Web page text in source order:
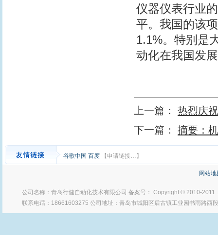
仪器仪表行业
平。我国的该
1.1%。特别是
动化在我国发
上一篇： 热烈庆
下一篇： 摘要：
谷歌中国 百度 【申请链接…】
网站地
公司名称：青岛行健自动化技术有限公司 备案号： Copyright © 2010-2011
联系电话：18661603275 公司地址：青岛市城阳区后古镇工业园书雨路西